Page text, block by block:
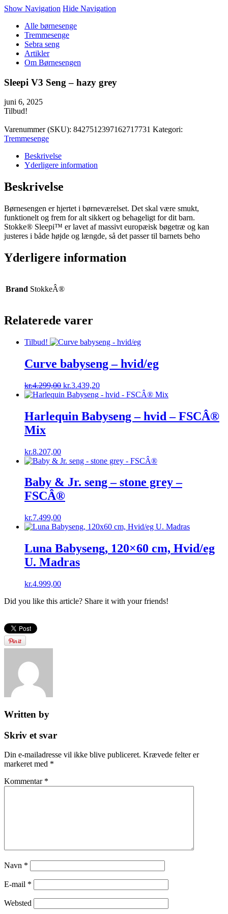
Show Navigation Hide Navigation
Alle børnesenge
Tremmesenge
Sebra seng
Artikler
Om Børnesengen
Sleepi V3 Seng – hazy grey
juni 6, 2025
Tilbud!
Varenummer (SKU): 8427512397162717731 Kategori:
Tremmesenge
Beskrivelse
Yderligere information
Beskrivelse
Børnesengen er hjertet i børneværelset. Det skal være smukt,
funktionelt og frem for alt sikkert og behageligt for dit barn.
Stokke® Sleepi™ er lavet af massivt europæisk bøgetræ og kan
justeres i både højde og længde, så det passer til barnets beho
Yderligere information
Brand StokkeÂ®
Relaterede varer
Tilbud!
Curve babyseng – hvid/eg
kr.4.299,00 Original
price
kr.4.299,00.
kr.3.439,20Current
price
kr.3.439,20.
Harlequin Babyseng – hvid – FSCÂ®
Mix
kr.8.207,00
Baby & Jr. seng – stone grey –
FSCÂ®
kr.7.499,00
Luna Babyseng, 120×60 cm, Hvid/eg
U. Madras
kr.4.999,00
Did you like this article? Share it with your friends!
Written by
Skriv et svar
Din e-mailadresse vil ikke blive publiceret. Krævede felter er
markeret med *
Kommentar *
Navn *
E-mail *
Websted